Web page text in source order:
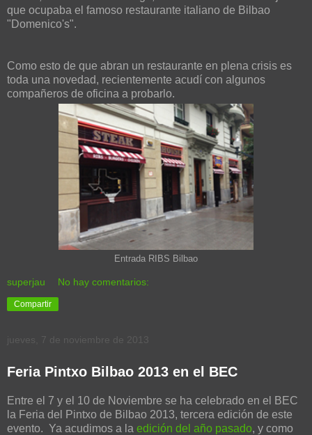
que ocupaba el famoso restaurante italiano de Bilbao
"Domenico's".
Como esto de que abran un restaurante en plena crisis es
toda una novedad, recientemente acudí con algunos
compañeros de oficina a probarlo.
Entrada RIBS Bilbao
superjau No hay comentarios:
Compartir
jueves, 7 de noviembre de 2013
Feria Pintxo Bilbao 2013 en el BEC
Entre el 7 y el 10 de Noviembre se ha celebrado en el BEC
la Feria del Pintxo de Bilbao 2013, tercera edición de este
evento. Ya acudimos a la edición del año pasado, y como